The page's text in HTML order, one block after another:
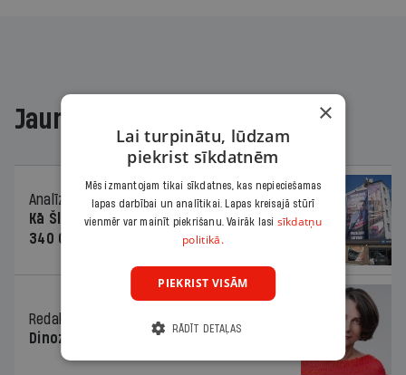
Jaunākajā žurnālā
Analīze
06.08.2026.
Kā Šlesera partija palika nesodīta par
340 000 vērtu reklāmas kampaņu
Redaktores sleja
06.08.2026.
Dinozaura triks
×
Lai turpinātu, lūdzam
piekrist sīkdatnēm
Mēs izmantojam tikai sīkdatnes, kas nepieciešamas
lapas darbībai un analītikai. Lapas kreisajā stūrī
vienmēr var mainīt piekrišanu. Vairāk lasi sīkdatņu
politikā.
PIEKRIST VISĀM
RĀDĪT DETAĻAS